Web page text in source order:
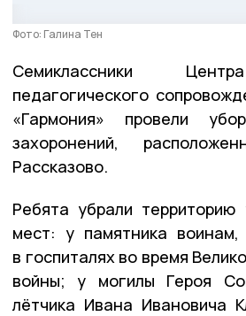
Фото: Галина Тен
Семиклассники
педагогического
«Гармония» провели
захоронений,
Рассказово.
Ребята убрали
мест: у памятника
в госпиталях во время
войны; у могилы Героя
лётчика Ивана Ивановича